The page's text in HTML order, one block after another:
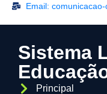
Email:
Sistema
Principal